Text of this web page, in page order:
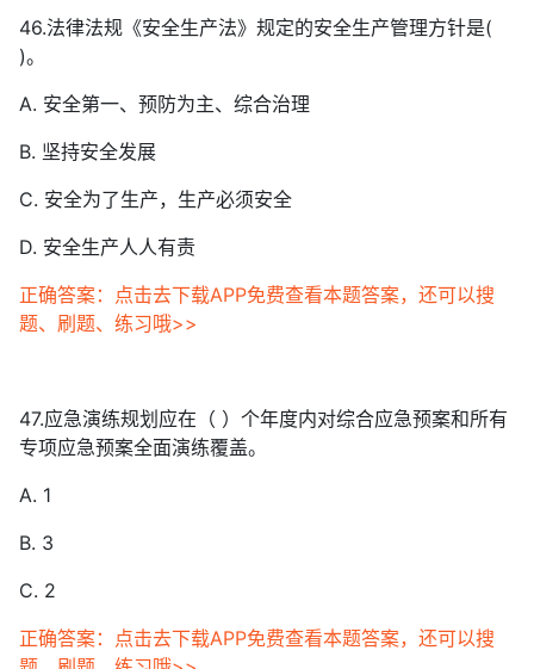
46.法律法规《安全生产法》规定的安全生产管理方针是(
)。
A. 安全第一、预防为主、综合治理
B. 坚持安全发展
C. 安全为了生产，生产必须安全
D. 安全生产人人有责
正确答案：点击去下载APP免费查看本题答案，还可以搜
题、刷题、练习哦>>
47.应急演练规划应在（ ）个年度内对综合应急预案和所有
专项应急预案全面演练覆盖。
A. 1
B. 3
C. 2
正确答案：点击去下载APP免费查看本题答案，还可以搜